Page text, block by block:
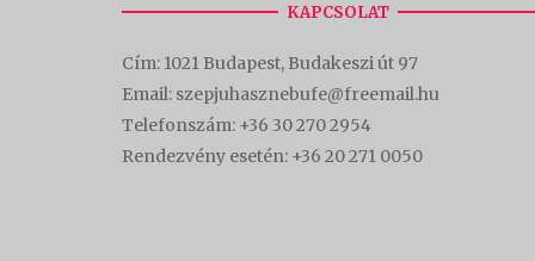
KAPCSOLAT
Cím: 1021 Budapest, Budakeszi út 97
Email: szepjuhasznebufe@freemail.hu
Telefonszám: +36 30 270 2954
Rendezvény esetén: +36 20 271 0050